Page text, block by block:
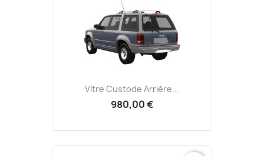
Vitre Custode Arrière...
980,00 €